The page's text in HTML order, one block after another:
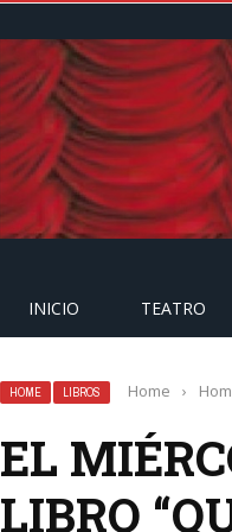
INICIO TEATRO
HOME LIBROS Home ›
EL
LIBRO